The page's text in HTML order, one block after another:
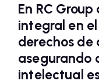
En RC Group
integral en
derechos
asegurando
intelectual